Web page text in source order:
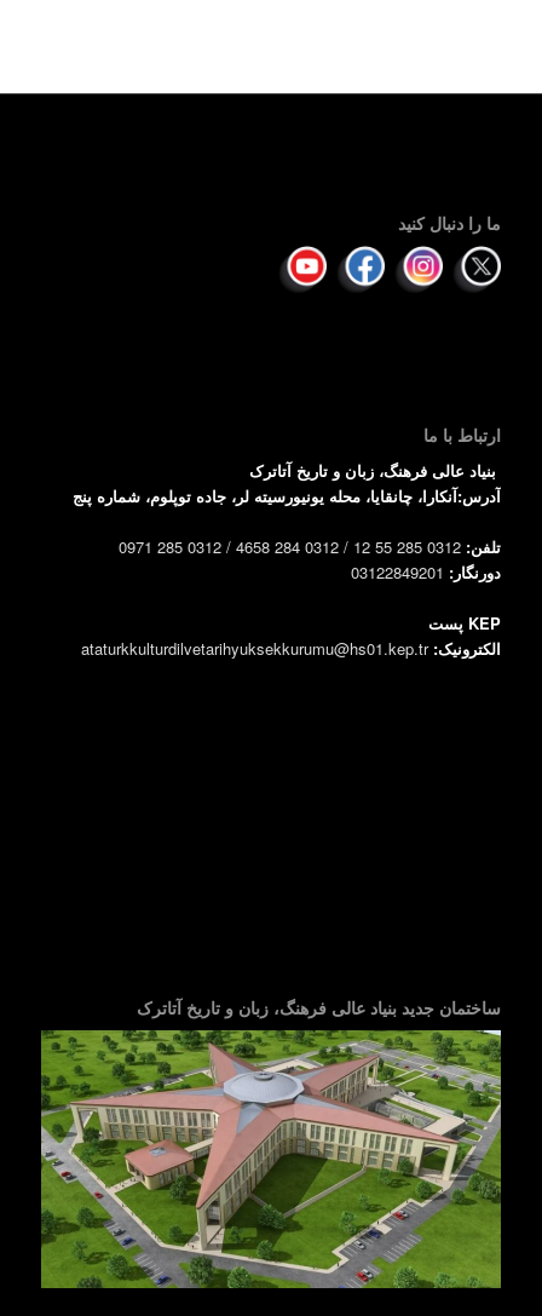
ما را دنبال کنید
ارتباط با ما
بنیاد عالی فرهنگ، زبان و تاریخ آتاترک
آدرس:آنکارا، چانقایا، محله یونیورسیته لر، جاده توپلوم، شماره پنج
تلفن:
دورنگار:
KEP پست
الکترونیک:ataturkkulturdilvetarihyuksekkurumu@hs01.kep.tr
ساختمان جدید بنیاد عالی فرهنگ، زبان و تاریخ آتاترک